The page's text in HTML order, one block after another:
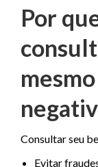
Por
Consultar seu
Evitar